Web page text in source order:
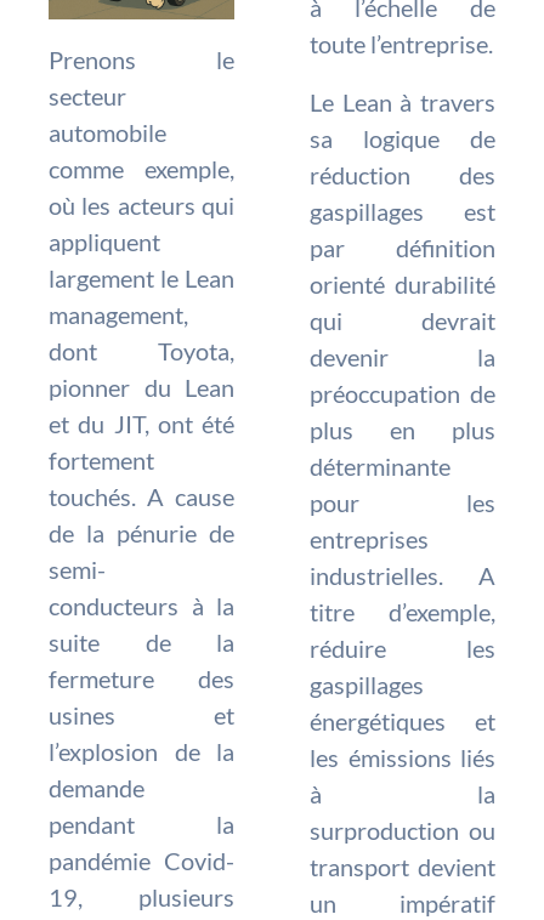
Prenons le
secteur
automobile
comme exemple,
où les acteurs qui
appliquent
largement le Lean
management,
dont Toyota,
pionner du Lean
et du JIT, ont été
fortement
touchés. A cause
de la pénurie de
semi-
conducteurs à la
suite de la
fermeture des
usines et
l’explosion de la
demande
pendant la
pandémie Covid-
19, plusieurs
à l’échelle de
toute l’entreprise.
Le Lean à travers
sa logique de
réduction des
gaspillages est
par définition
orienté durabilité
qui devrait
devenir la
préoccupation de
plus en plus
déterminante
pour les
entreprises
industrielles. A
titre d’exemple,
réduire les
gaspillages
énergétiques et
les émissions liés
à la
surproduction ou
transport devient
un impératif